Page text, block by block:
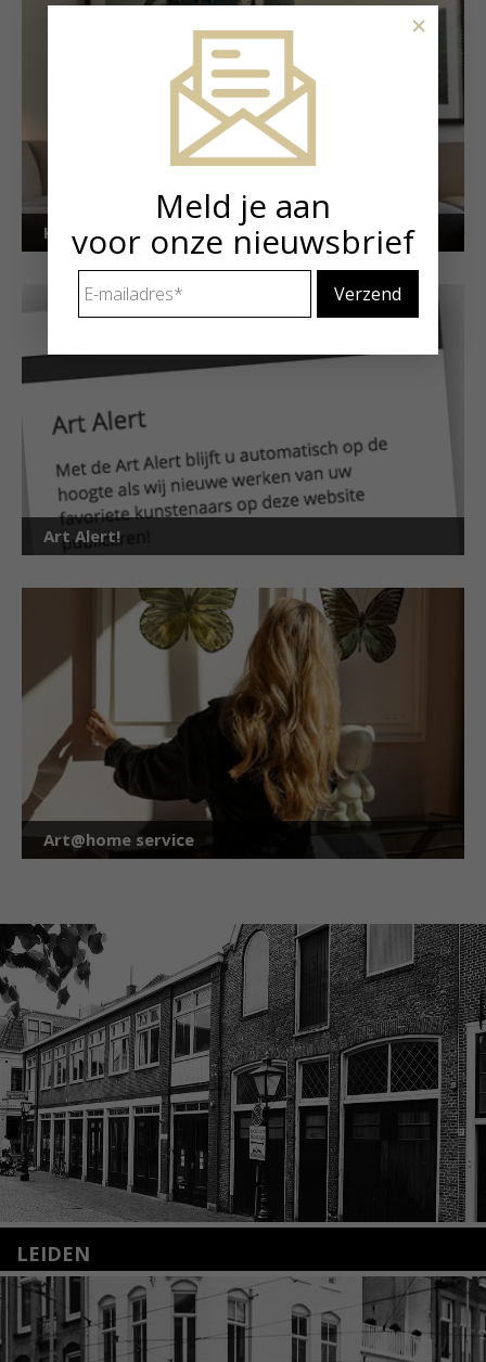
Kunstuitleen voor particulieren
Art Alert!
Art@home service
LEIDEN
Nieuwstraat 35
2312 KA Leiden
+31(0)71 – 52 84 480
info@kunsthuisleiden.nl
Meld je aan
voor onze nieuwsbrief
mailadres *
×